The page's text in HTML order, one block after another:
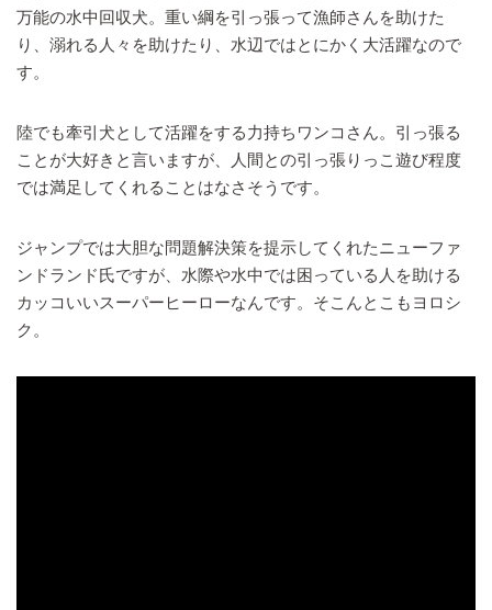
万能の水中回収犬。重い綱を引っ張って漁師さんを助けた
り、溺れる人々を助けたり、水辺ではとにかく大活躍なので
す。
陸でも牽引犬として活躍をする力持ちワンコさん。引っ張る
ことが大好きと言いますが、人間との引っ張りっこ遊び程度
では満足してくれることはなさそうです。
ジャンプでは大胆な問題解決策を提示してくれたニューファ
ンドランド氏ですが、水際や水中では困っている人を助ける
カッコいいスーパーヒーローなんです。そこんとこもヨロシ
ク。